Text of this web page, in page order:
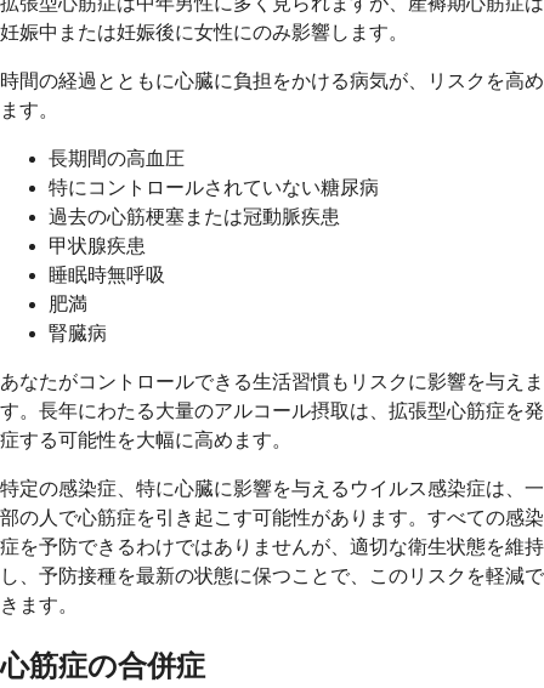
妊娠中または妊娠後に女性にのみ影響します。
時間の経過とともに心臓に負担をかける病気が、リスクを高め
ます。
長期間の高血圧
特にコントロールされていない糖尿病
過去の心筋梗塞または冠動脈疾患
甲状腺疾患
睡眠時無呼吸
肥満
腎臓病
あなたがコントロールできる生活習慣もリスクに影響を与えま
す。長年にわたる大量のアルコール摂取は、拡張型心筋症を発
症する可能性を大幅に高めます。
特定の感染症、特に心臓に影響を与えるウイルス感染症は、一
部の人で心筋症を引き起こす可能性があります。すべての感染
症を予防できるわけではありませんが、適切な衛生状態を維持
し、予防接種を最新の状態に保つことで、このリスクを軽減で
きます。
心筋症の合併症